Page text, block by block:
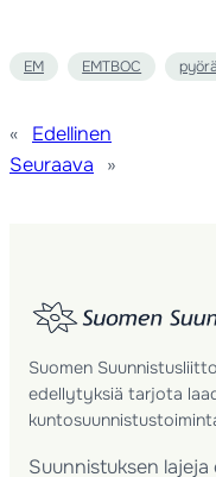
EM EMTBOC
«
Edellinen
Seuraava
»
Suomen
edellytyksiä tarjota
Suunnistuksen